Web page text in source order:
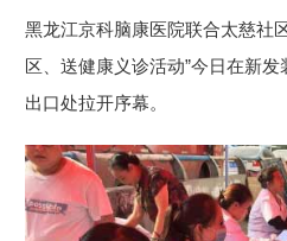
黑龙江京科脑康医院联合太慈社
区、送健康义诊活动”今日在新
出口处拉开序幕。